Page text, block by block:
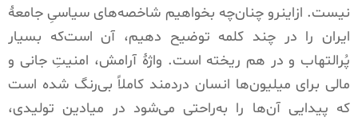
نیست. ازاینرو چنان‌چه بخواهیم شاخصه‌های سیاسیِ جامعۀ
ایران را در چند کلمه توضیح دهیم، آن است‌که بسیار
پُرالتهاب و در هم ریخته است. واژۀ آرامش، امنیتِ جانی و
مالی برای میلیون‌ها انسان دردمند کاملاً بی‌رنگ شده است
که پیدایی آن‌ها را به‌راحتی می‌شود در میادین تولیدی،